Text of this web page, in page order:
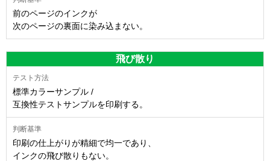
前のページのインクが
次のページの裏面に染み込まない。
飛び散り
標準カラーサンプル /
互換性テストサンプルを印刷する。
印刷の仕上がりが精細で均一であり、
インクの飛び散りもない。